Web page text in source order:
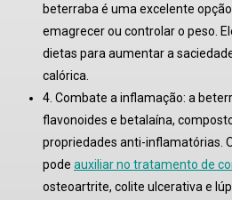
beterraba é uma excelente
emagrecer ou controlar o peso .
dietas para aumentar a
calórica.
4. Combate a inflamação: a
flavonoides e betalaína,
propriedades anti-inflamatórias .
pode auxiliar no tratamento de
osteoartrite, colite ulcerativa e